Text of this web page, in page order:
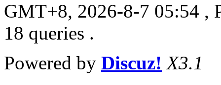
GMT+8, 2026-8-7 05:54 ,
18 queries .
Powered by Discuz! X3.1